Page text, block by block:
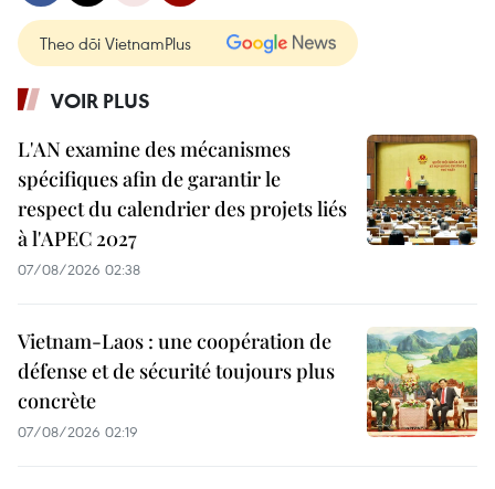
Theo dõi VietnamPlus
VOIR PLUS
L'AN examine des mécanismes
spécifiques afin de garantir le
respect du calendrier des projets liés
à l'APEC 2027
07/08/2026 02:38
Vietnam-Laos : une coopération de
défense et de sécurité toujours plus
concrète
07/08/2026 02:19